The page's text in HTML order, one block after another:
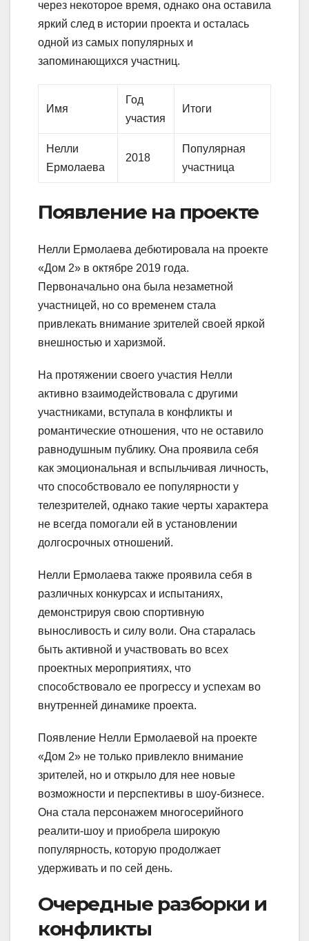
через некоторое время, однако она оставила
яркий след в истории проекта и осталась
одной из самых популярных и
запоминающихся участниц.
Имя
Год
участия
Итоги
Нелли
Ермолаева
2018
Популярная
участница
Появление на проекте
Нелли Ермолаева дебютировала на проекте
«Дом 2» в октябре 2019 года.
Первоначально она была незаметной
участницей, но со временем стала
привлекать внимание зрителей своей яркой
внешностью и харизмой.
На протяжении своего участия Нелли
активно взаимодействовала с другими
участниками, вступала в конфликты и
романтические отношения, что не оставило
равнодушным публику. Она проявила себя
как эмоциональная и вспыльчивая личность,
что способствовало ее популярности у
телезрителей, однако такие черты характера
не всегда помогали ей в установлении
долгосрочных отношений.
Нелли Ермолаева также проявила себя в
различных конкурсах и испытаниях,
демонстрируя свою спортивную
выносливость и силу воли. Она старалась
быть активной и участвовать во всех
проектных мероприятиях, что
способствовало ее прогрессу и успехам во
внутренней динамике проекта.
Появление Нелли Ермолаевой на проекте
«Дом 2» не только привлекло внимание
зрителей, но и открыло для нее новые
возможности и перспективы в шоу-бизнесе.
Она стала персонажем многосерийного
реалити-шоу и приобрела широкую
популярность, которую продолжает
удерживать и по сей день.
Очередные разборки и
конфликты